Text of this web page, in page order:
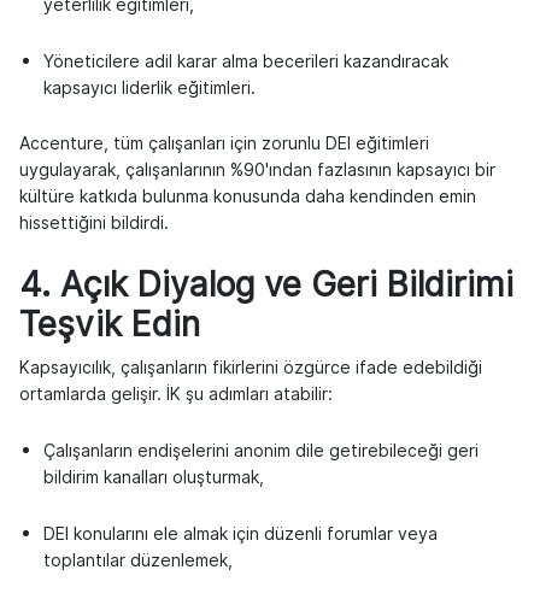
yeterlilik eğitimleri,
Yöneticilere adil karar alma becerileri kazandıracak
kapsayıcı liderlik eğitimleri.
Accenture, tüm çalışanları için zorunlu DEI eğitimleri
uygulayarak, çalışanlarının %90'ından fazlasının kapsayıcı bir
kültüre katkıda bulunma konusunda daha kendinden emin
hissettiğini bildirdi.
4. Açık Diyalog ve Geri Bildirimi
Teşvik Edin
Kapsayıcılık, çalışanların fikirlerini özgürce ifade edebildiği
ortamlarda gelişir. İK şu adımları atabilir:
Çalışanların endişelerini anonim dile getirebileceği geri
bildirim kanalları oluşturmak,
DEI konularını ele almak için düzenli forumlar veya
toplantılar düzenlemek,